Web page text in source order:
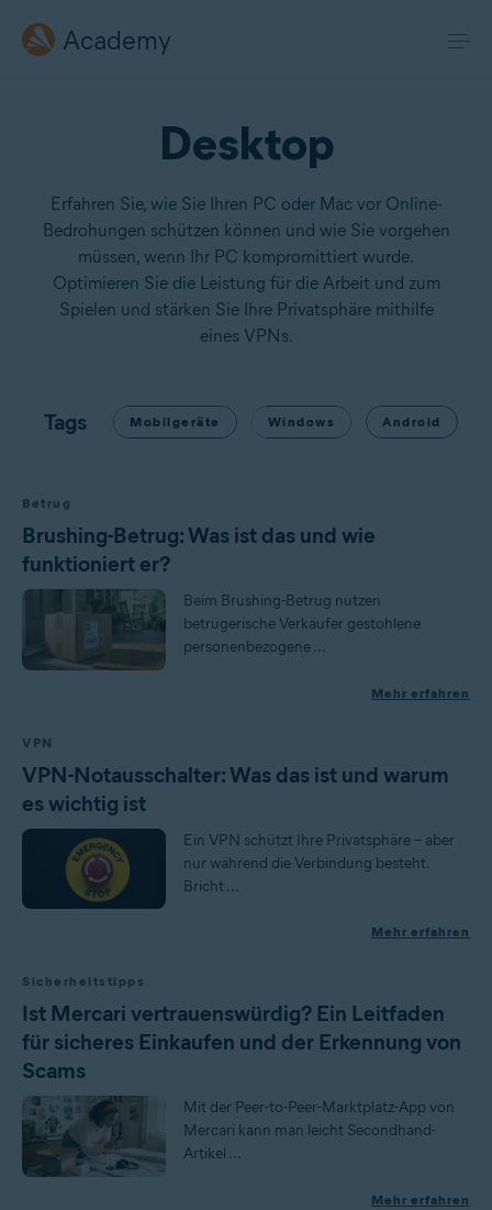
Academy
Desktop
Erfahren Sie, wie Sie Ihren PC oder Mac vor Online-
Bedrohungen schützen können und wie Sie vorgehen
müssen, wenn Ihr PC kompromittiert wurde.
Optimieren Sie die Leistung für die Arbeit und zum
Spielen und stärken Sie Ihre Privatsphäre mithilfe
eines VPNs.
Tags Mobilgeräte Windows Android
Betrug
Brushing-Betrug: Was ist das und wie
funktioniert er?
Beim Brushing-Betrug nutzen
betrügerische Verkäufer gestohlene
personenbezogene ...
Mehr erfahren
VPN
VPN-Notausschalter: Was das ist und warum
es wichtig ist
Ein VPN schützt Ihre Privatsphäre – aber
nur während die Verbindung besteht.
Bricht ...
Mehr erfahren
Sicherheitstipps
Ist Mercari vertrauenswürdig? Ein Leitfaden
für sicheres Einkaufen und der Erkennung von
Scams
Mit der Peer-to-Peer-Marktplatz-App von
Mercari kann man leicht Secondhand-
Artikel ...
Mehr erfahren